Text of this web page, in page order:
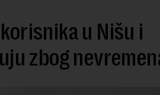
u Nišu i
zbog